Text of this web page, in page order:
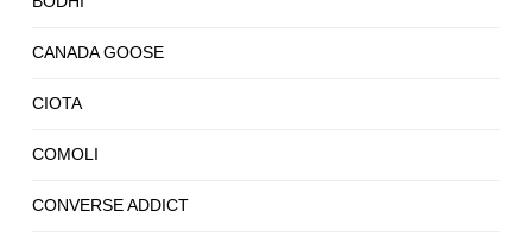
CANADA GOOSE
CIOTA
COMOLI
CONVERSE ADDICT